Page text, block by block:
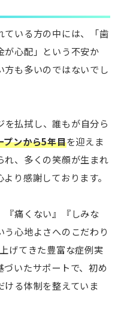
ている方の中には、「歯
が心配」という不安か
方も多いのではないでし
払拭し、誰もが自分ら
プンから5年目を迎えま
れ、多くの笑顔が生まれ
り感謝しております。
『痛くない』『しみな
心地よさへのこだわり
げてきた豊富な症例実
いたサポートで、初め
る体制を整えていま